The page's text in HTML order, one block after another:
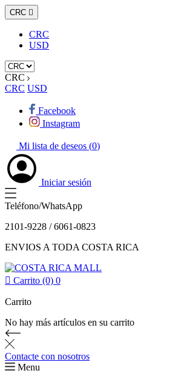
CRC 
CRC
USD
CRC
CRC USD
Facebook
Instagram
Mi lista de deseos (0)
Iniciar sesión
Teléfono/WhatsApp
2101-9228 / 6061-0823
ENVIOS A TODA COSTA RICA
 Carrito (0) 0
Carrito
No hay más artículos en su carrito
Contacte con nosotros
Menu